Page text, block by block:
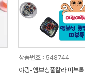
상품번호 : 548744
야광-엠보싱풀칼라 띠부톡